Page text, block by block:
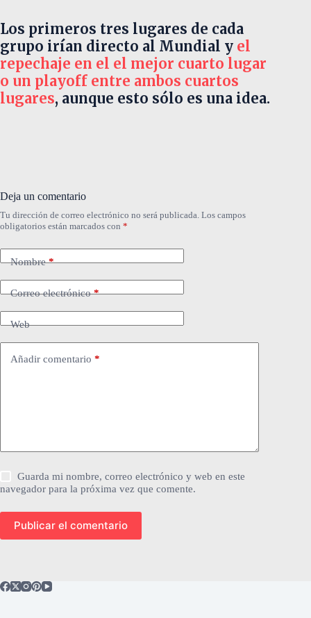
Los primeros tres lugares de cada
grupo irían directo al Mundial y el
repechaje en el el mejor cuarto lugar
o un playoff entre ambos cuartos
lugares, aunque esto sólo es una idea.
Deja un comentario
Tu dirección de correo electrónico no será publicada. Los campos
obligatorios están marcados con *
Nombre*
Correo electrónico*
Web
Añadir comentario *
Guarda mi nombre, correo electrónico y web en este
navegador para la próxima vez que comente.
Publicar el comentario